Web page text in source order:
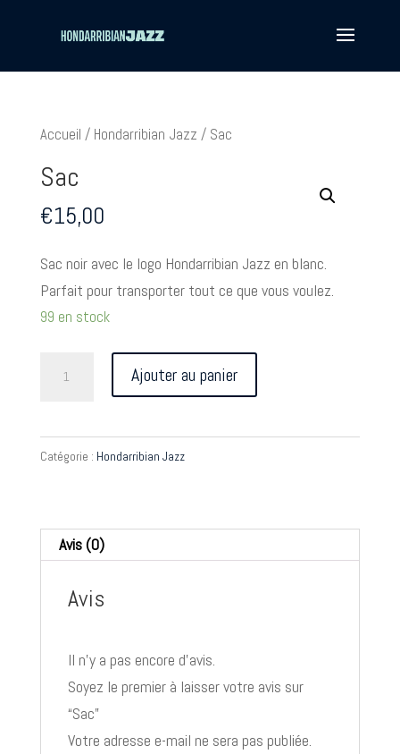
Accueil / Hondarribian Jazz / Sac
Sac
€15,00
Sac noir avec le logo Hondarribian Jazz en blanc.
Parfait pour transporter tout ce que vous voulez.
99 en stock
Ajouter au panier
Catégorie : Hondarribian Jazz
Avis (0)
Avis
Il n’y a pas encore d’avis.
Soyez le premier à laisser votre avis sur
“Sac”
Votre adresse e-mail ne sera pas publiée.